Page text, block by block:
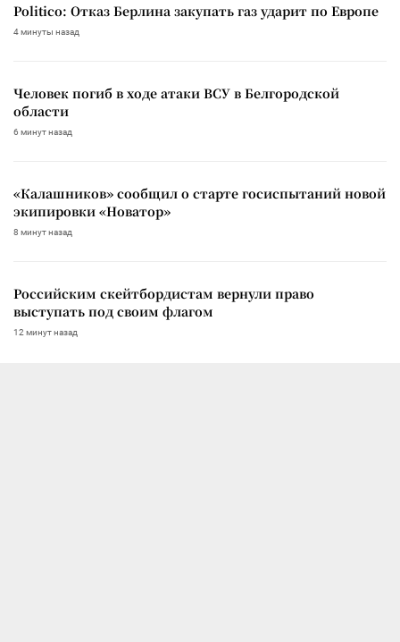
Politico: Отказ Берлина закупать газ ударит по Европе
4 минуты назад
Человек погиб в ходе атаки ВСУ в Белгородской
области
6 минут назад
«Калашников» сообщил о старте госиспытаний новой
экипировки «Новатор»
8 минут назад
Российским скейтбордистам вернули право
выступать под своим флагом
12 минут назад